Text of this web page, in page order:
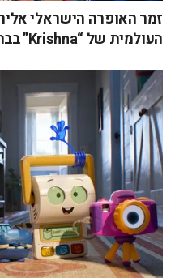
זמר האופרה הישראלי
העולמית של “Krishna” בבריטניה